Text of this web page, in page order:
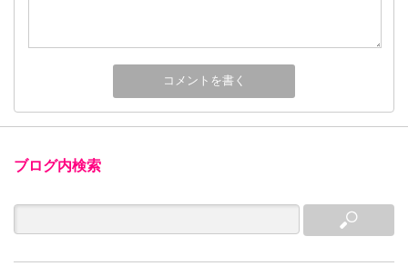
ブログ内検索